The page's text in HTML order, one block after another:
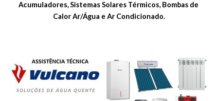
Acumuladores, Sistemas Solares Térmicos, Bombas de
Calor Ar/Água e Ar Condicionado.